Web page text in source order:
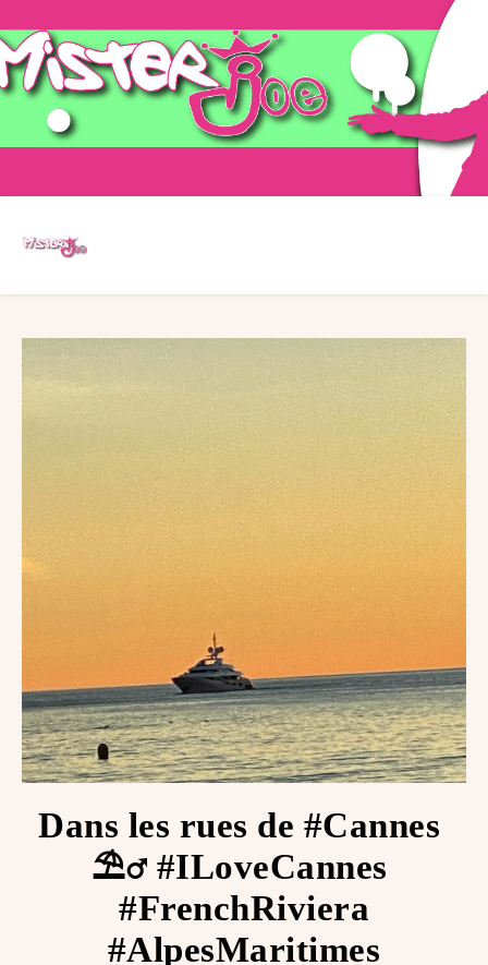
Dans les rues de #Cannes ️
⛱‍♂️ #ILoveCannes ️
#FrenchRiviera
#AlpesMaritimes